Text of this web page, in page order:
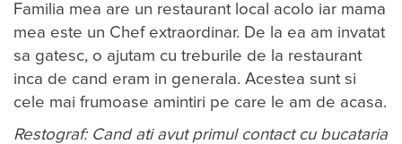
Familia mea are un restaurant local acolo iar mama
mea este un Chef extraordinar. De la ea am invatat
sa gatesc, o ajutam cu treburile de la restaurant
inca de cand eram in generala. Acestea sunt si
cele mai frumoase amintiri pe care le am de acasa.
Restograf: Cand ati avut primul contact cu bucataria